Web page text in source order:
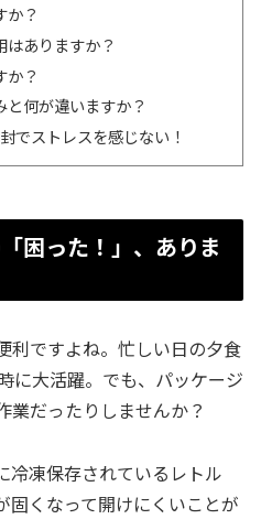
か？
はありますか？
か？
何が違いますか？
でストレスを感じない！
困った！」、ありま
利ですよね。忙しい日の夕食
に大活躍。でも、パッケージ
業だったりしませんか？
冷凍保存されているレトル
固くなって開けにくいことが